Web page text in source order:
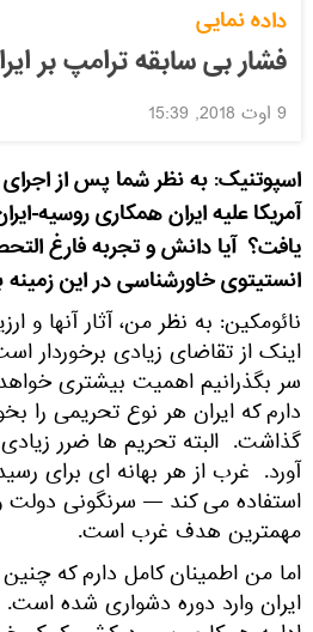
داده نمایی
فشار بی سابقه ترامپ بر
9 اوت 2018, 15:39
اسپوتنیک: به نظر شما پس از
آمریکا علیه ایران همکاری روسیه-
یافت؟ آیا دانش و تجربه فارغ
انستیتوی خاورشناسی در این زمینه
نائومکین: به نظر من، آثار آنها و
اینک از تقاضای زیادی برخوردار
سر بگذرانیم اهمیت بیشتری
دارم که ایران هر نوع تحریمی
گذاشت. البته تحریم ها ضرر زیادی
آورد. غرب از هر بهانه ای برای
استفاده می کند — سرنگونی دولت
مهمترین هدف غرب است.
اما من اطمینان کامل دارم که
ایران وارد دوره دشواری شده